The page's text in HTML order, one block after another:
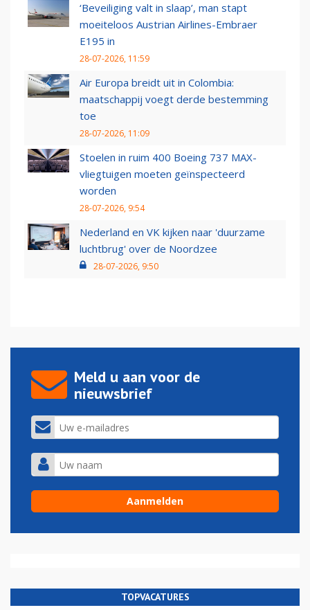
‘Beveiliging valt in slaap’, man stapt
moeiteloos Austrian Airlines-Embraer
E195 in
28-07-2026, 11:59
Air Europa breidt uit in Colombia:
maatschappij voegt derde bestemming
toe
28-07-2026, 11:09
Stoelen in ruim 400 Boeing 737 MAX-
vliegtuigen moeten geïnspecteerd
worden
28-07-2026, 9:54
Nederland en VK kijken naar 'duurzame
luchtbrug' over de Noordzee
28-07-2026, 9:50
Meld u aan voor de
nieuwsbrief
TOPVACATURES